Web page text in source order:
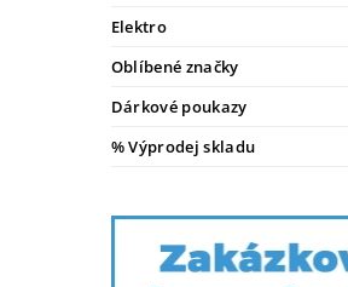
Elektro
Oblíbené značky
Dárkové poukazy
% Výprodej skladu